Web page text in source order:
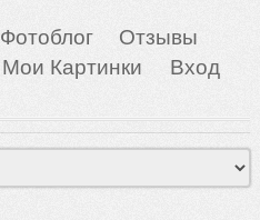
Фотоблог
Отзывы
Мои Картинки Вход